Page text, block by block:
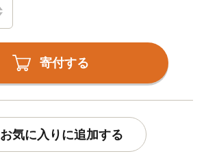
寄付する
お気に入りに追加する